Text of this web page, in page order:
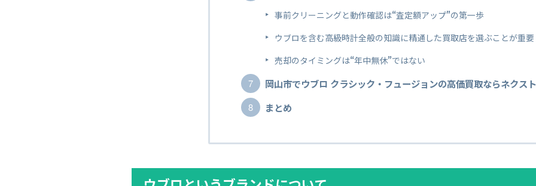
事前クリーニングと動作確認は“査定額アップ”の第一歩
ウブロを含む高級時計全般の知識に精通した買取店を選ぶことが重要
売却のタイミングは“年中無休”ではない
岡山市でウブロ クラシック・フュージョンの高価買取ならネクス
まとめ